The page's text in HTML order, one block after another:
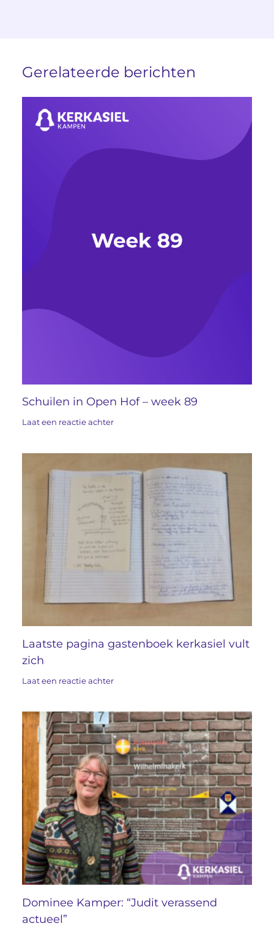
Gerelateerde berichten
Schuilen in Open Hof – week 89
Laat een reactie achter
Laatste pagina gastenboek kerkasiel vult
zich
Laat een reactie achter
Dominee Kamper: “Judit verassend
actueel”